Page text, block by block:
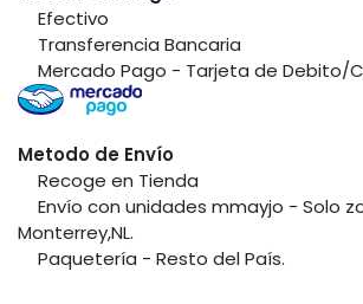
​Efectivo
​Transferencia Bancaria
​Mercado Pago - Tarjeta de Debito/
Metodo de Envío
​Recoge en Tienda
​Envío con unidades mmayjo - Solo
Monterrey,NL.
​Paquetería - Resto del País.